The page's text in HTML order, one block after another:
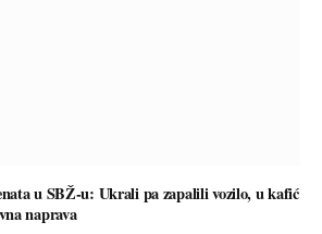
u SBŽ-u: Ukrali pa zapalili vozilo, u kafić
naprava